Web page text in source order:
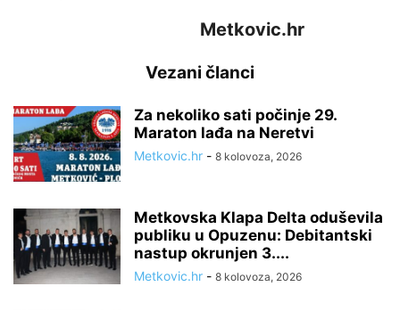
Metkovic.hr
Vezani članci
Za nekoliko sati počinje 29.
Maraton lađa na Neretvi
Metkovic.hr - 8 kolovoza, 2026
Metkovska Klapa Delta oduševila
publiku u Opuzenu: Debitantski
nastup okrunjen 3....
Metkovic.hr - 8 kolovoza, 2026